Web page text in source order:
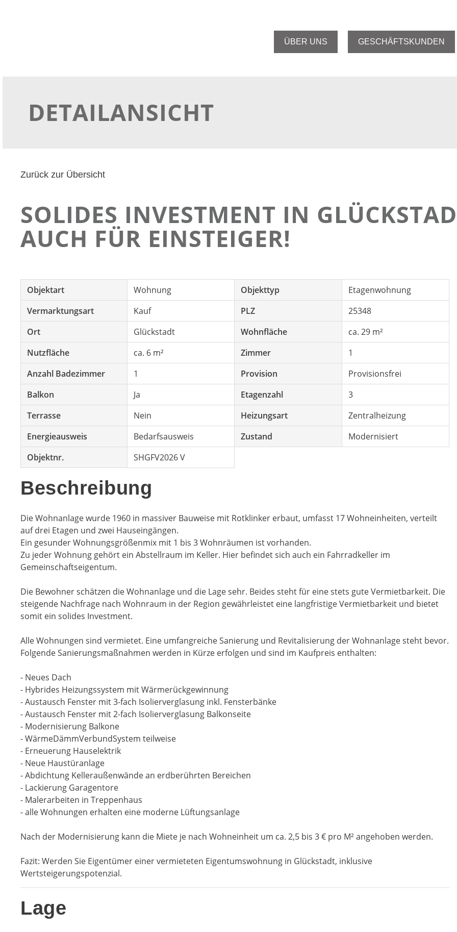
ÜBER UNS GESCHÄFTSKUNDEN
DETAILANSICHT
Zurück zur Übersicht
SOLIDES INVESTMENT IN
AUCH FÜR EINSTEIGER!
Objektart Wohnung Objekttyp
Etagenwohnung
Vermarktungsart
Kauf PLZ
25348
Ort
Glückstadt Wohnfläche
ca. 29 m²
Nutzfläche
ca. 6 m² Zimmer
1
Anzahl Badezimmer
1 Provision
Provisionsfrei
Balkon
Ja Etagenzahl
3
Terrasse
Nein Heizungsart
Zentralheizung
Energieausweis
Bedarfsausweis Zustand
Modernisiert
Objektnr.
SHGFV2026 V
Beschreibung
Die Wohnanlage wurde 1960 in massiver Bauweise mit Rotklinker erbaut, umfasst 17 Wohneinheiten, verteilt
auf drei Etagen und zwei Hauseingängen.
Ein gesunder Wohnungsgrößenmix mit 1 bis 3 Wohnräumen ist vorhanden.
Zu jeder Wohnung gehört ein Abstellraum im Keller. Hier befindet sich auch ein Fahrradkeller im
Gemeinschaftseigentum.
Die Bewohner schätzen die Wohnanlage und die Lage sehr. Beides steht für eine stets gute Vermietbarkeit. Die
steigende Nachfrage nach Wohnraum in der Region gewährleistet eine langfristige Vermietbarkeit und bietet
somit ein solides Investment.
Alle Wohnungen sind vermietet. Eine umfangreiche Sanierung und Revitalisierung der Wohnanlage steht bevor.
Folgende Sanierungsmaßnahmen werden in Kürze erfolgen und sind im Kaufpreis enthalten:
- Neues Dach
- Hybrides Heizungssystem mit Wärmerückgewinnung
- Austausch Fenster mit 3-fach Isolierverglasung inkl. Fensterbänke
- Austausch Fenster mit 2-fach Isolierverglasung Balkonseite
- Modernisierung Balkone
- WärmeDämmVerbundSystem teilweise
- Erneuerung Hauselektrik
- Neue Haustüranlage
- Abdichtung Kelleraußenwände an erdberührten Bereichen
- Lackierung Garagentore
- Malerarbeiten in Treppenhaus
- alle Wohnungen erhalten eine moderne Lüftungsanlage
Nach der Modernisierung kann die Miete je nach Wohneinheit um ca. 2,5 bis 3 € pro M² angehoben werden.
Fazit: Werden Sie Eigentümer einer vermieteten Eigentumswohnung in Glückstadt, inklusive
Wertsteigerungspotenzial.
Lage